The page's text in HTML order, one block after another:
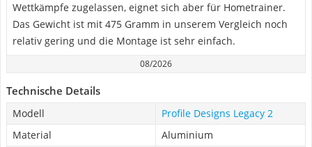
Wettkämpfe zugelassen, eignet sich aber für Hometrainer.
Das Gewicht ist mit 475 Gramm in unserem Vergleich noch
relativ gering und die Montage ist sehr einfach.
08/2026
Technische Details
Modell
Profile Designs Legacy 2
Material
Aluminium